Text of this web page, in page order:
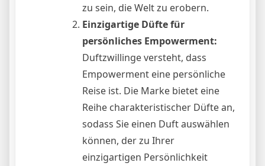
zu sein, die Welt zu erobern.
Einzigartige Düfte für
persönliches Empowerment:
Duftzwillinge versteht, dass
Empowerment eine persönliche
Reise ist. Die Marke bietet eine
Reihe charakteristischer Düfte an,
sodass Sie einen Duft auswählen
können, der zu Ihrer
einzigartigen Persönlichkeit